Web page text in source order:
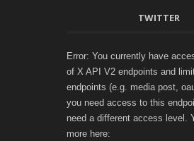
TWITTER
Error: You currently have
of X API V2 endpoints and
endpoints (e.g. media post,
you need access to this
need a different access level.
more here: